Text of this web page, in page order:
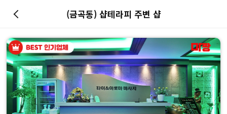
마
사
지
(금곡동) 샵테라피 주변 샵